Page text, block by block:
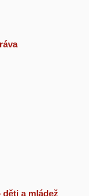
a mládež